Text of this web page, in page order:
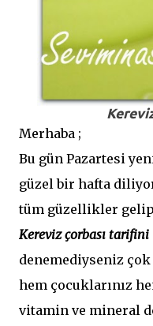
Merhaba ;
Bu gün Pazartesi
güzel bir hafta
tüm güzellikler
Kereviz çorbası tarifini
denemediyseniz çok
hem çocuklarınız
vitamin ve mineral